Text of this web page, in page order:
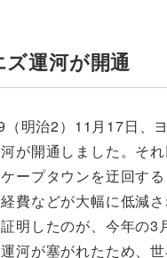
運河が開通
（明治2）11月17日、
が開通しました。そ
ープタウンを迂回す
費などが大幅に低減
明したのが、今年の3
河が塞がれたため、